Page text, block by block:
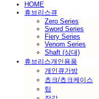
HOME
휴브리스큐
Zero Series
Sword Series
Fiery Series
Venom Series
Shaft (상대)
휴브리스개인용품
개인큐가방
쵸크/쵸크케이스
팁